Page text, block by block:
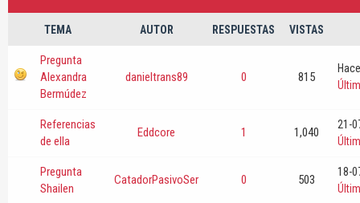
TEMA AUTOR RESPUESTAS VISTAS
Pregunta
Alexandra
Bermúdez
danieltrans89 0 815
Referencias
de ella
Eddcore 1 1,040
21-
Pregunta
Shailen
CatadorPasivoSer 0 503
18-